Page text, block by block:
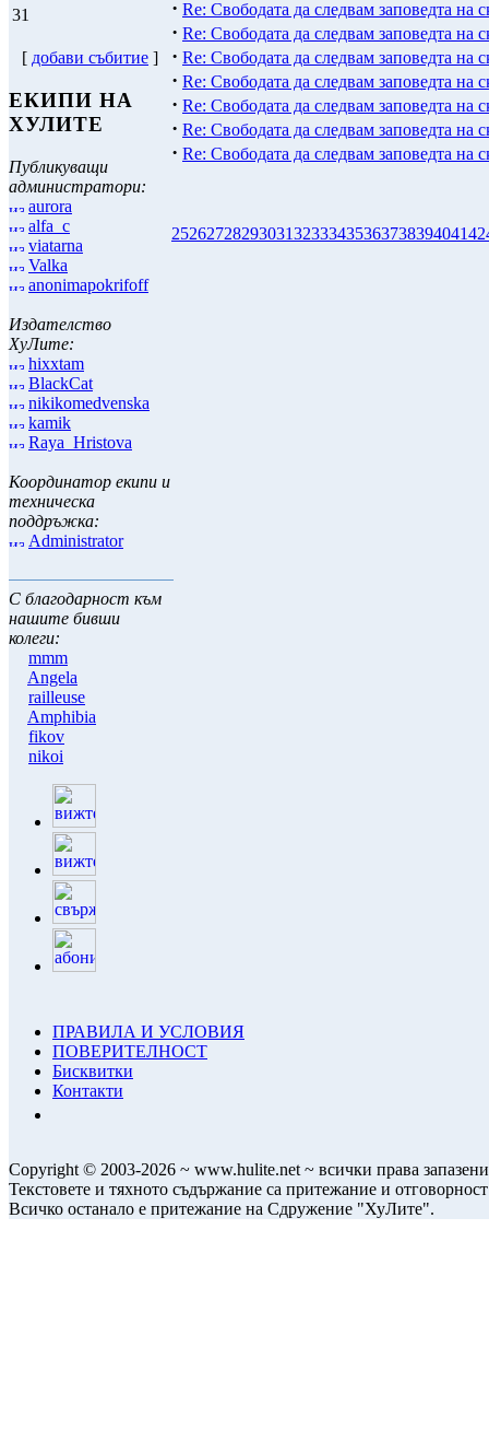
31
[ добави събитие ]
ЕКИПИ НА
ХУЛИТЕ
Публикуващи
администратори:
aurora
alfa_c
viatarna
Valka
anonimapokrifoff
Издателство
ХуЛите:
hixxtam
BlackCat
nikikomedvenska
kamik
Raya_Hristova
Координатор екипи и
техническа
поддръжка:
Administrator
С благодарност към
нашите бивши
колеги:
mmm
Angela
railleuse
Amphibia
fikov
nikoi
· Re: Свободата да следвам заповедта на
· Re: Свободата да следвам заповедта на
· Re: Свободата да следвам заповедта на
· Re: Свободата да следвам заповедта на
· Re: Свободата да следвам заповедта на
· Re: Свободата да следвам заповедта на
· Re: Свободата да следвам заповедта на
252627282930313233343536373839404142
ПРАВИЛА И УСЛОВИЯ
ПОВЕРИТЕЛНОСТ
Бисквитки
Контакти
Copyright © 2003-2026 ~ www.hulite.net ~ всички права
Текстовете и тяхното съдържание са притежание и
Всичко останало е притежание на Сдружение "ХуЛите".